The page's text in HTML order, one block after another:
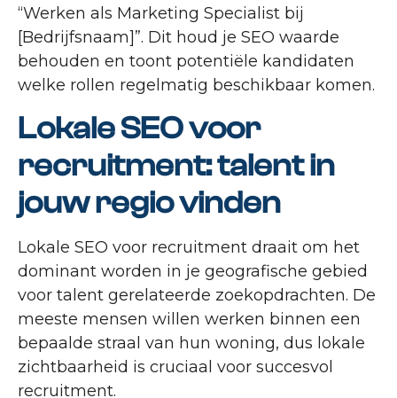
“Werken als Marketing Specialist bij
[Bedrijfsnaam]”. Dit houd je SEO waarde
behouden en toont potentiële kandidaten
welke rollen regelmatig beschikbaar komen.
Lokale SEO voor
recruitment: talent in
jouw regio vinden
Lokale SEO voor recruitment draait om het
dominant worden in je geografische gebied
voor talent gerelateerde zoekopdrachten. De
meeste mensen willen werken binnen een
bepaalde straal van hun woning, dus lokale
zichtbaarheid is cruciaal voor succesvol
recruitment.